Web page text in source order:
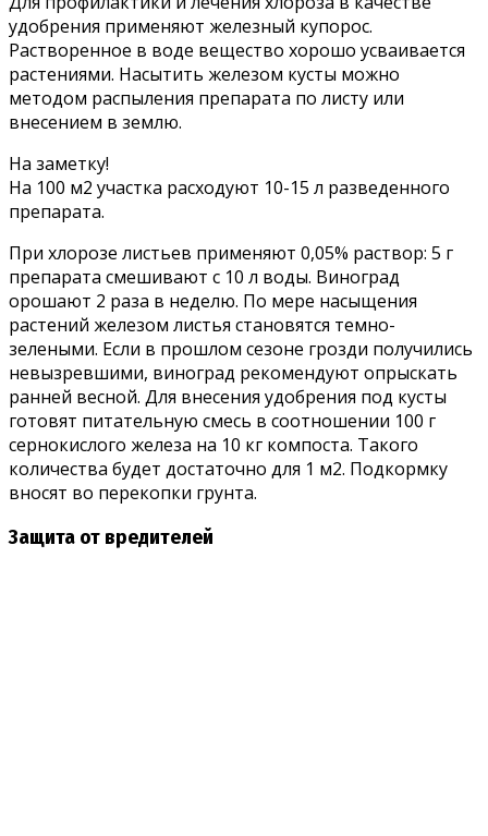
удобрения применяют железный купорос.
Растворенное в воде вещество хорошо усваивается
растениями. Насытить железом кусты можно
методом распыления препарата по листу или
внесением в землю.
На заметку!
На 100 м2 участка расходуют 10-15 л разведенного
препарата.
При хлорозе листьев применяют 0,05% раствор: 5 г
препарата смешивают с 10 л воды. Виноград
орошают 2 раза в неделю. По мере насыщения
растений железом листья становятся темно-
зелеными. Если в прошлом сезоне грозди получились
невызревшими, виноград рекомендуют опрыскать
ранней весной. Для внесения удобрения под кусты
готовят питательную смесь в соотношении 100 г
сернокислого железа на 10 кг компоста. Такого
количества будет достаточно для 1 м2. Подкормку
вносят во перекопки грунта.
Защита от вредителей